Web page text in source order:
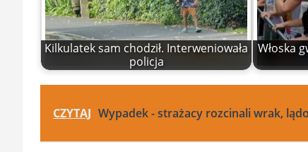
Kilkulatek sam chodził. Interweniowała
policja
Włoska
CZYTAJ Wypadek - strażacy rozcinali wrak,